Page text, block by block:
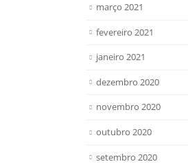
março 2021
fevereiro 2021
janeiro 2021
dezembro 2020
novembro 2020
outubro 2020
setembro 2020